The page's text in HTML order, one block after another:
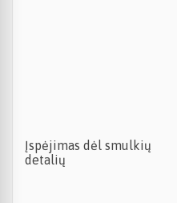
Įspėjimas dėl smulkių
detalių